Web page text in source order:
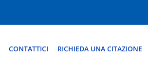
CONTATTICI RICHIEDA UNA CITAZIONE